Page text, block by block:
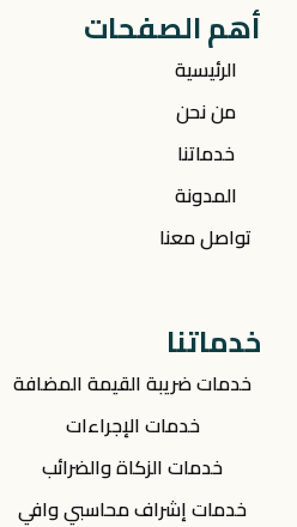
أهم الصفحات
الرئيسية
من نحن
خدماتنا
المدونة
تواصل معنا
خدماتنا
خدمات ضريبة القيمة المضافة
خدمات الإجراءات
خدمات الزكاة والضرائب
خدمات إشراف محاسبي وافي